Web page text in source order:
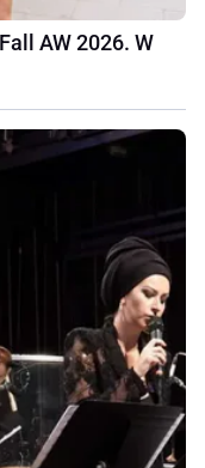
AW 2026. W